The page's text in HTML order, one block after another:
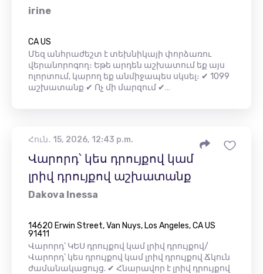
irine
CA US
Մեզ անհրաժեշտ է տեխնիկայի փորձառու
վերանորոգող։ Եթե ​​արդեն աշխատում եք այս
ոլորտում, կարող եք անմիջապես սկսել։ ✔ 1099
աշխատանք ✔ Ոչ մի մարզում ✔…
Հուն․ 15, 2026, 12:43 p.m.
Վարորդ՝ կես դրույքով կամ
լրիվ դրույքով աշխատանք
Dakova Inessa
14620 Erwin Street, Van Nuys, Los Angeles, CA US
91411
Վարորդ՝ ԿԵՍ դրույքով կամ լրիվ դրույքով/
Վարորդ՝ կես դրույքով կամ լրիվ դրույքով Ճկուն
ժամանակացույց. ✔ Հնարավոր է լրիվ դրույքով